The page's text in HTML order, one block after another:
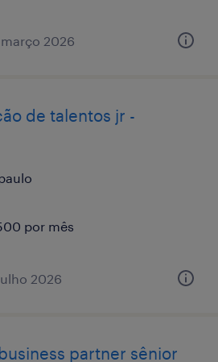
2026
de talentos jr -
por mês
2026
​partner sênior